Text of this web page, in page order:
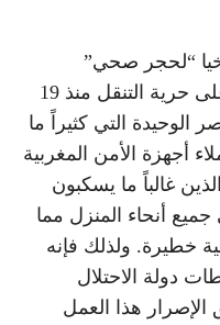
“لحجر صحي”
مفروض بالقوة ولقيود مشددة على حرية التنقل منذ 19
العناصر الوحيدة التي كثيراً ما
أجهزة الأمن المغربية
غالباً ما يسكبون
أنحاء المنزل مما
خطيرة. ولذلك فإنه
دولة الاحتلال
هذا العمل